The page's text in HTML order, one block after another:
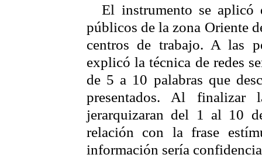
El instrumento se aplicó
públicos de la zona Oriente
centros de trabajo. A las
explicó la técnica de redes
de 5 a 10 palabras que
presentados. Al
jerarquizaran del 1 al 10
relación con la frase
información sería